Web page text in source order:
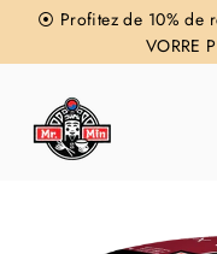
Direkt⦿ Profitez de 10% de
VORRE